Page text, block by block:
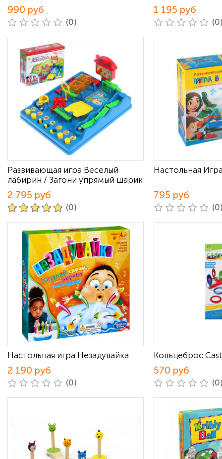
990 руб
(0)
1 195 руб
Развивающая игра Веселый
лабирин / Загони упрямый шарик
2 795 руб
(0)
Настольная
795 руб
Настольная игра Незадувайка
2 190 руб
(0)
Кольцеброс
570 руб